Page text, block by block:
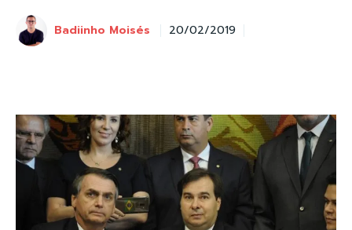
Badiinho Moisés 20/02/2019